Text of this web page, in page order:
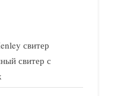
свитер
свитер с